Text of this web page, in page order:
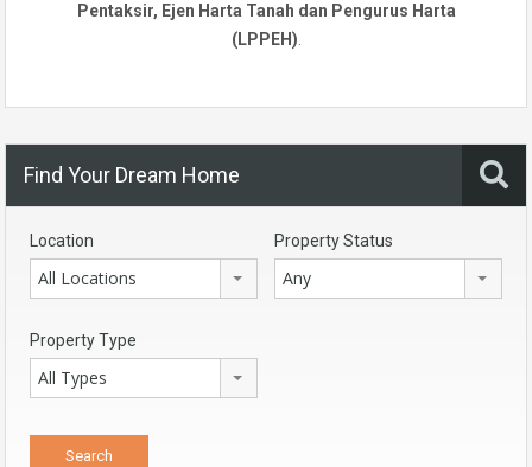
Pentaksir, Ejen Harta Tanah dan Pengurus Harta
(LPPEH)
Find Your Dream Home
Location
All Locations
Property Status
Any
Property Type
All Types